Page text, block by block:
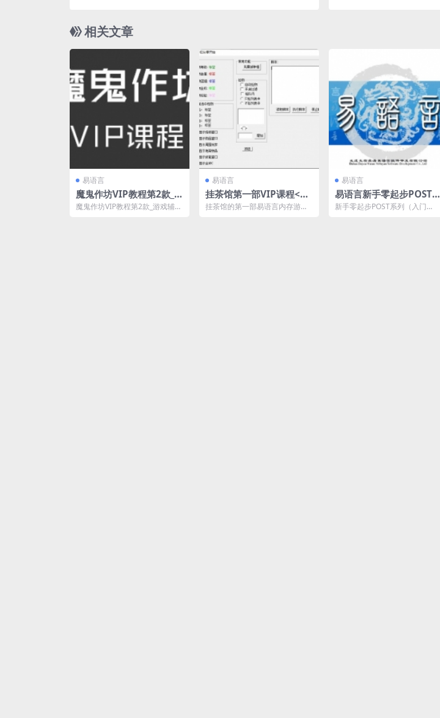
相关文章
易语言
魔鬼作坊VIP教程第2款_
开发任务挂VIP教程
魔鬼作坊VIP教程第2款_游戏辅助
易语言
挂茶馆第一部VIP课程<一
切从零开始>
挂茶馆的第一部易语言内存游戏
易语言
易语言新手零起步POST系
列（入门章）
新手零起步POST系列（入门